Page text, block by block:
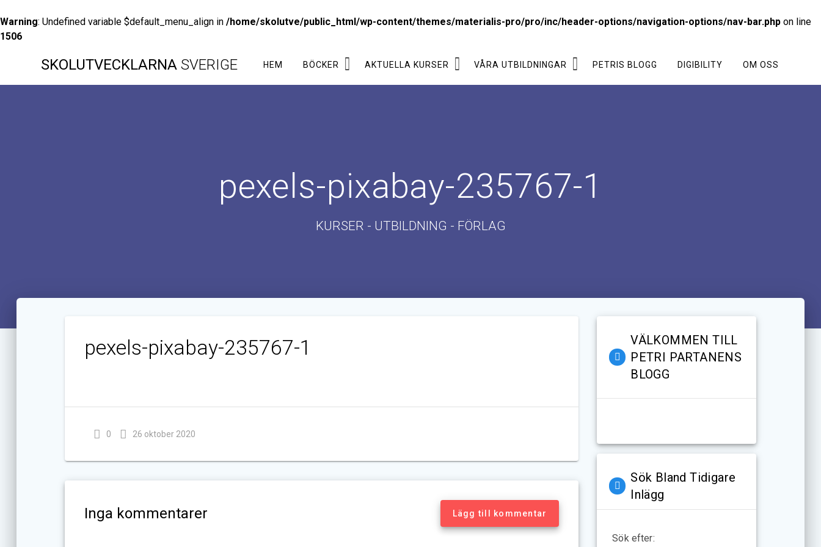
Warning: Undefined variable $default_menu_align in /home/skolutve/public_html/wp-content/themes/materialis-pro/pro/inc/header-options/navigation-options/nav-bar.php on line
1506
SKOLUTVECKLARNA SVERIGE HEM BÖCKER AKTUELLA KURSER VÅRA UTBILDNINGAR PETRIS BLOGG DIGIBILITY OM OSS
pexels-pixabay-235767-1
KURSER - UTBILDNING - FÖRLAG
pexels-pixabay-235767-1
0 26 oktober 2020
Inga kommentarer Lägg till kommentar
VÄLKOMMEN TILL
PETRI PARTANENS
BLOGG
Sök Bland Tidigare
Inlägg
Sök efter: